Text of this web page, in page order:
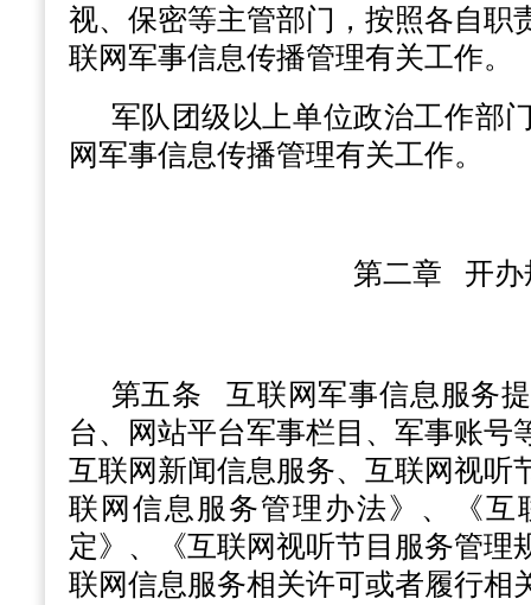
视、保密等主管部门，按照各自职
联网军事信息传播管理有关工作。
军队团级以上单位政治工作部
网军事信息传播管理有关工作。
第二章 开办
第五条 互联网军事信息服务
台、网站平台军事栏目、军事账号
互联网新闻信息服务、互联网视听
联网信息服务管理办法》、《互
定》、《互联网视听节目服务管理
联网信息服务相关许可或者履行相